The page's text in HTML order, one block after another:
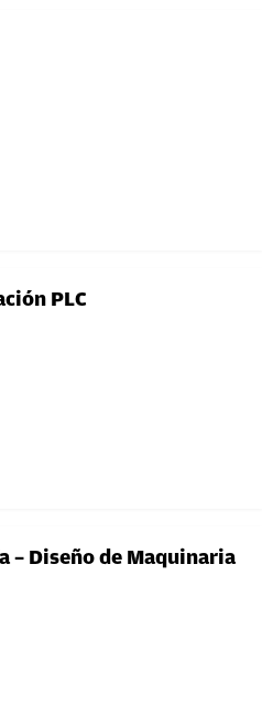
PLC
– Diseño de Maquinaria